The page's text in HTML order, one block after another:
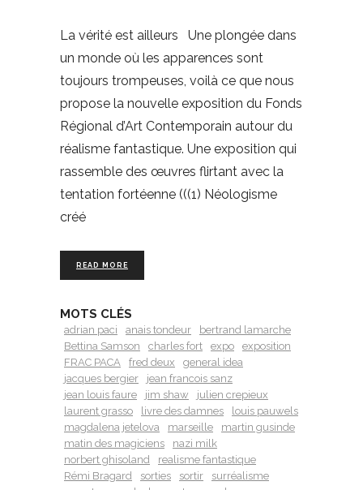
La vérité est ailleurs Une plongée dans
un monde où les apparences sont
toujours trompeuses, voilà ce que nous
propose la nouvelle exposition du Fonds
Régional d’Art Contemporain autour du
réalisme fantastique. Une exposition qui
rassemble des œuvres flirtant avec la
tentation fortéenne (((1) Néologisme
créé
READ MORE
MOTS CLÉS
adrian paci anais tondeur
bertrand lamarche
Bettina Samson
charles fort expo
exposition
FRAC PACA
fred deux
general idea
jacques bergier
jean francois sanz
jean louis faure
jim shaw
julien crepieux
laurent grasso
livre des damnes
louis pauwels
magdalena jetelova
marseille
martin gusinde
matin des magiciens
nazi milk
norbert ghisoland
realisme fantastique
Rémi Bragard
sorties sortir
surréalisme